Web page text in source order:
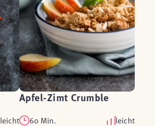
leicht
Apfel-Zimt Crumble
60 Min. leicht